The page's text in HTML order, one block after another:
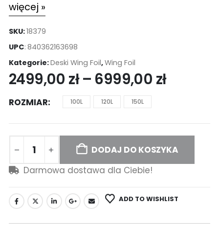
więcej »
SKU:18379
UPC: 840362163698
Kategorie:Deski Wing Foil,Wing Foil
2499,00 zł – 6999,00 zł
ROZMIAR 100L 120L 150L
DODAJ DO KOSZYKA
Darmowa dostawa dla Ciebie!
ADD TO WISHLIST